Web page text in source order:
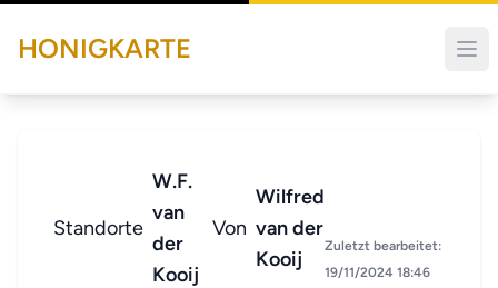
HONIGKARTE
Standorte
W.F.
van
der
Kooij
Von
Wilfred
van der
Kooij
Zuletzt bearbeitet:
19/11/2024 18:46